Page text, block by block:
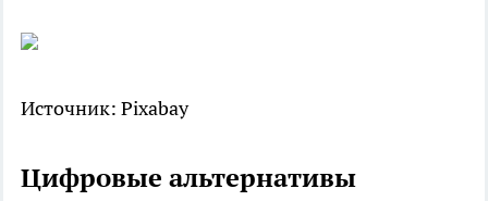
Источник: Pixabay
Цифровые альтернативы